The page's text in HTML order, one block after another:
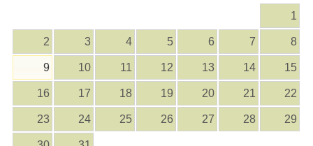
1
2 3 4 5 6 7 8
9 10 11 12 13 14 15
16 17 18 19 20 21 22
23 24 25 26 27 28 29